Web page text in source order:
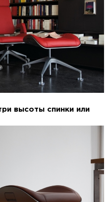
высоты спинки или